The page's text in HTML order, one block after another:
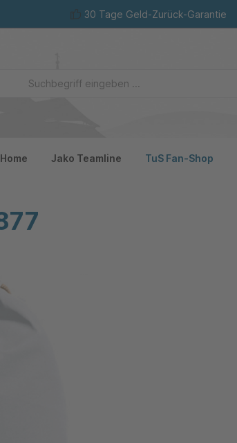
30 Tage Geld-Zurück-Garantie
Home Jako Teamline TuS Fan-Shop